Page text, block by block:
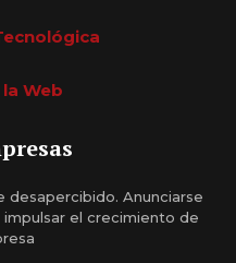
Web
Anunciarse
el crecimiento de